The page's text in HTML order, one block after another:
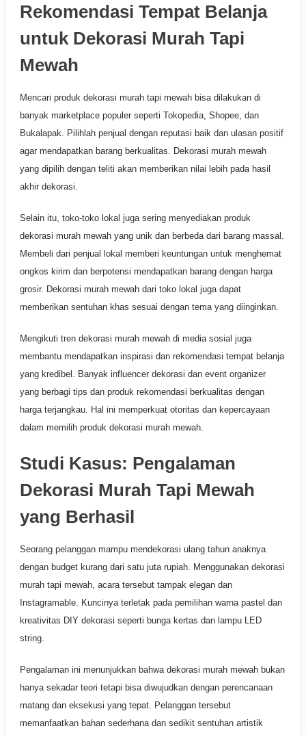
Rekomendasi Tempat Belanja
untuk Dekorasi Murah Tapi
Mewah
Mencari produk dekorasi murah tapi mewah bisa dilakukan di
banyak marketplace populer seperti Tokopedia, Shopee, dan
Bukalapak. Pilihlah penjual dengan reputasi baik dan ulasan positif
agar mendapatkan barang berkualitas. Dekorasi murah mewah
yang dipilih dengan teliti akan memberikan nilai lebih pada hasil
akhir dekorasi.
Selain itu, toko-toko lokal juga sering menyediakan produk
dekorasi murah mewah yang unik dan berbeda dari barang massal.
Membeli dari penjual lokal memberi keuntungan untuk menghemat
ongkos kirim dan berpotensi mendapatkan barang dengan harga
grosir. Dekorasi murah mewah dari toko lokal juga dapat
memberikan sentuhan khas sesuai dengan tema yang diinginkan.
Mengikuti tren dekorasi murah mewah di media sosial juga
membantu mendapatkan inspirasi dan rekomendasi tempat belanja
yang kredibel. Banyak influencer dekorasi dan event organizer
yang berbagi tips dan produk rekomendasi berkualitas dengan
harga terjangkau. Hal ini memperkuat otoritas dan kepercayaan
dalam memilih produk dekorasi murah mewah.
Studi Kasus: Pengalaman
Dekorasi Murah Tapi Mewah
yang Berhasil
Seorang pelanggan mampu mendekorasi ulang tahun anaknya
dengan budget kurang dari satu juta rupiah. Menggunakan dekorasi
murah tapi mewah, acara tersebut tampak elegan dan
Instagramable. Kuncinya terletak pada pemilihan warna pastel dan
kreativitas DIY dekorasi seperti bunga kertas dan lampu LED
string.
Pengalaman ini menunjukkan bahwa dekorasi murah mewah bukan
hanya sekadar teori tetapi bisa diwujudkan dengan perencanaan
matang dan eksekusi yang tepat. Pelanggan tersebut
memanfaatkan bahan sederhana dan sedikit sentuhan artistik